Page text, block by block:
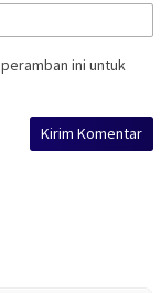
ini untuk